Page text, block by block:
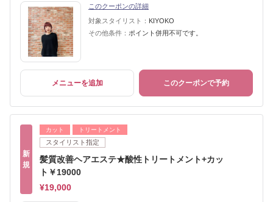
このクーポンの詳細
対象スタイリスト： KIYOKO
その他条件： ポイント併用不可です。
メニューを追加 このクーポンで予約
新
規
カット トリートメント
スタイリスト指定
髪質改善ヘアエステ★酸性トリートメント+カッ
ト￥19000
¥19,000